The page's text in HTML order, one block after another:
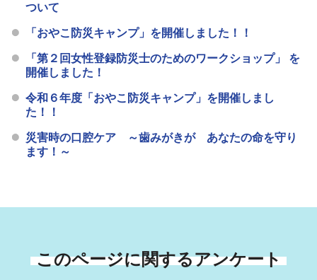
ついて
「おやこ防災キャンプ」を開催しました！！
「第２回女性登録防災士のためのワークショップ」 を
開催しました！
令和６年度「おやこ防災キャンプ」を開催しまし
た！！
災害時の口腔ケア ～歯みがきが あなたの命を守り
ます！～
このページに関するアンケート